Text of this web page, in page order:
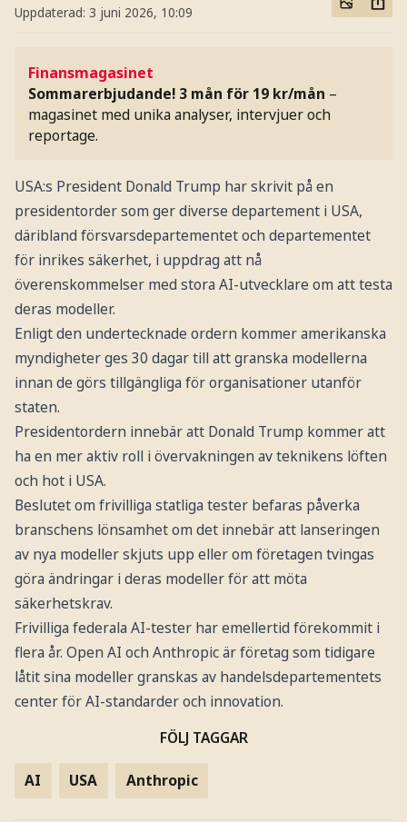
Uppdaterad: 3 juni 2026, 10:09
Finansmagasinet
Sommarerbjudande! 3 mån för 19 kr/mån –
magasinet med unika analyser, intervjuer och
reportage.
USA:s President Donald Trump har skrivit på en
presidentorder som ger diverse departement i USA,
däribland försvarsdepartementet och departementet
för inrikes säkerhet, i uppdrag att nå
överenskommelser med stora AI-utvecklare om att testa
deras modeller.
Enligt den undertecknade ordern kommer amerikanska
myndigheter ges 30 dagar till att granska modellerna
innan de görs tillgängliga för organisationer utanför
staten.
Presidentordern innebär att Donald Trump kommer att
ha en mer aktiv roll i övervakningen av teknikens löften
och hot i USA.
Beslutet om frivilliga statliga tester befaras påverka
branschens lönsamhet om det innebär att lanseringen
av nya modeller skjuts upp eller om företagen tvingas
göra ändringar i deras modeller för att möta
säkerhetskrav.
Frivilliga federala AI-tester har emellertid förekommit i
flera år. Open AI och Anthropic är företag som tidigare
låtit sina modeller granskas av handelsdepartementets
center för AI-standarder och innovation.
FÖLJ TAGGAR
AI USA Anthropic